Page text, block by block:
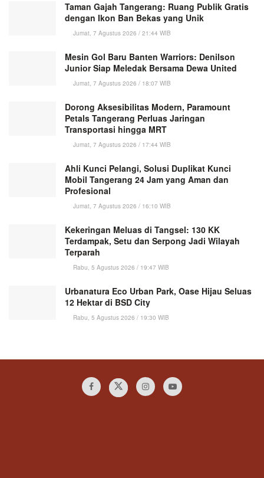
Taman Gajah Tangerang: Ruang Publik Gratis
dengan Ikon Ban Bekas yang Unik
Jumat, 7 Agustus 2026 / 21:44 WIB
Mesin Gol Baru Banten Warriors: Denilson
Junior Siap Meledak Bersama Dewa United
Jumat, 7 Agustus 2026 / 18:07 WIB
Dorong Aksesibilitas Modern, Paramount
Petals Tangerang Perluas Jaringan
Transportasi hingga MRT
Jumat, 7 Agustus 2026 / 17:44 WIB
Ahli Kunci Pelangi, Solusi Duplikat Kunci
Mobil Tangerang 24 Jam yang Aman dan
Profesional
Jumat, 7 Agustus 2026 / 16:10 WIB
Kekeringan Meluas di Tangsel: 130 KK
Terdampak, Setu dan Serpong Jadi Wilayah
Terparah
Rabu, 5 Agustus 2026 / 19:47 WIB
Urbanatura Eco Urban Park, Oase Hijau Seluas
12 Hektar di BSD City
Rabu, 5 Agustus 2026 / 19:30 WIB